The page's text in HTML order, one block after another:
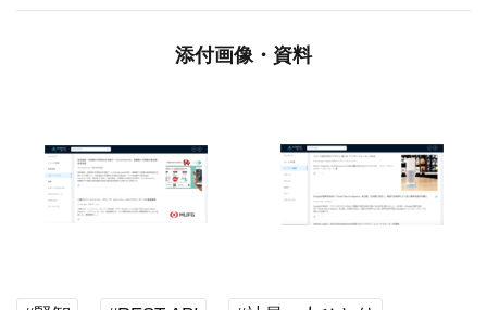
添付画像・資料